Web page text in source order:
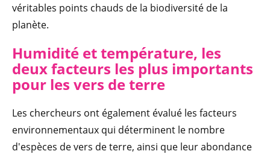
véritables points chauds de la biodiversité de la
planète.
Humidité et température, les
deux facteurs les plus importants
pour les vers de terre
Les chercheurs ont également évalué les facteurs
environnementaux qui déterminent le nombre
d'espèces de vers de terre, ainsi que leur abondance